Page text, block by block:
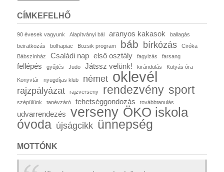
CÍMKEFELHŐ
90 évesek vagyunk Alapítványi bál aranyos kakasok
ballagás
beiratkozás
bolhapiac Bozsik program báb bírkózás
Ciróka
Bábszínház
Családi nap első osztály fagyizás farsang
fellépés gyűjtés Judo Játssz velünk! kirándulás Kutyás óra
Könyvtár nyugdíjas klub német oklevél
rajzpályázat rajzverseny rendezvény sport
szépülünk tanévzáró tehetséggondozás továbbtanulás
udvarrendezés verseny ÖKO iskola
óvoda újságcikk ünnepség
MOTTÓNK